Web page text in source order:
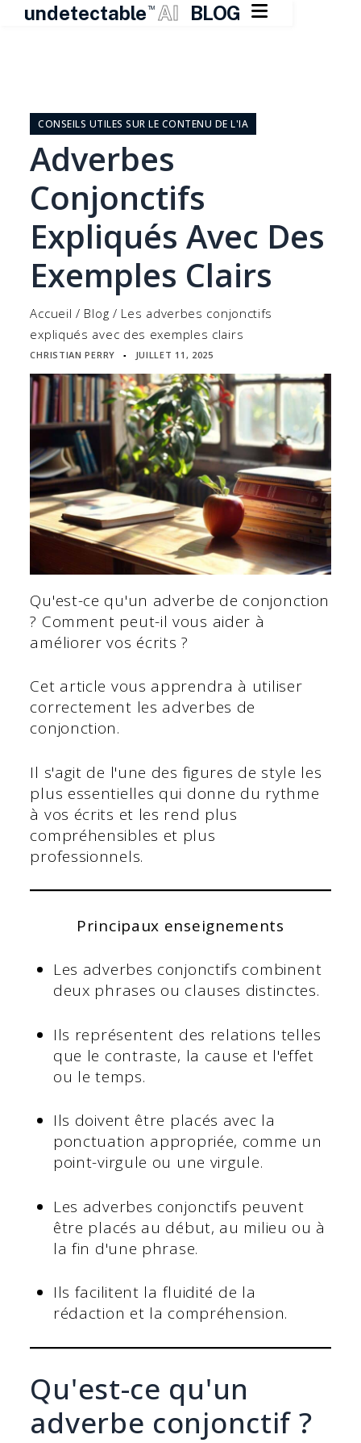
undetectable TM AI BLOG 
contentCONSEILS UTILES SUR LE CONTENU DE L'IA
Adverbes
Conjonctifs
Expliqués Avec Des
Exemples Clairs
Accueil / Blog / Les adverbes conjonctifs
expliqués avec des exemples clairs
CHRISTIAN PERRY ▪ JUILLET 11, 2025
Qu'est-ce qu'un adverbe de conjonction
? Comment peut-il vous aider à
améliorer vos écrits ?
Cet article vous apprendra à utiliser
correctement les adverbes de
conjonction.
Il s'agit de l'une des figures de style les
plus essentielles qui donne du rythme
à vos écrits et les rend plus
compréhensibles et plus
professionnels.
Principaux enseignements
Les adverbes conjonctifs combinent
deux phrases ou clauses distinctes.
Ils représentent des relations telles
que le contraste, la cause et l'effet
ou le temps.
Ils doivent être placés avec la
ponctuation appropriée, comme un
point-virgule ou une virgule.
Les adverbes conjonctifs peuvent
être placés au début, au milieu ou à
la fin d'une phrase.
Ils facilitent la fluidité de la
rédaction et la compréhension.
Qu'est-ce qu'un
adverbe conjonctif ?